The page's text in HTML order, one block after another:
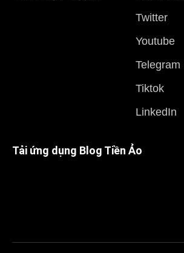
Twitter
Youtube
Telegram
Tiktok
LinkedIn
Tải ứng dụng Blog Tiền Ảo